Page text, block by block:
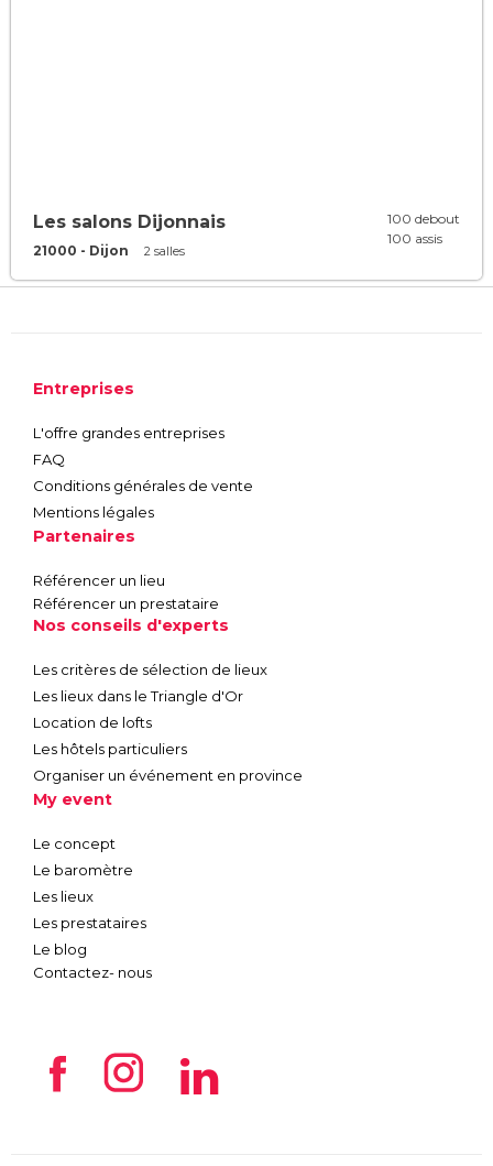
Les salons Dijonnais
21000 - Dijon 2 salles
100 debout
100 assis
Entreprises
L'offre grandes entreprises
FAQ
Conditions générales de vente
Mentions légales
Partenaires
Référencer un lieu
Référencer un prestataire
Nos conseils d'experts
Les critères de sélection de lieux
Les lieux dans le Triangle d'Or
Location de lofts
Les hôtels particuliers
Organiser un événement en province
My event
Le concept
Le baromètre
Les lieux
Les prestataires
Le blog
Contactez- nous